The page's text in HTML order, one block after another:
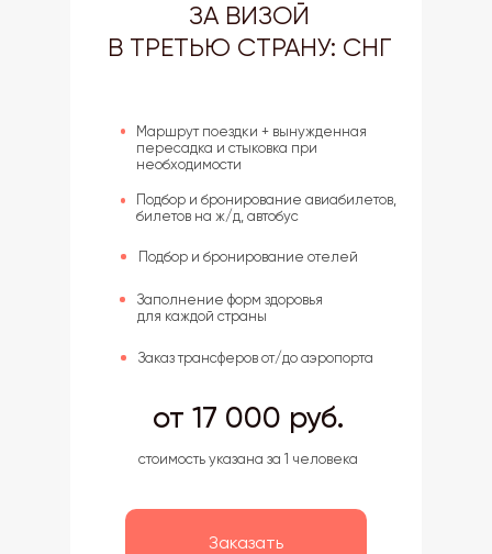
Маршрут поездки + вынужденная
пересадка и стыковка при
необходимости
Подбор и бронирование авиабилетов,
билетов на ж/д, автобус
Подбор и бронирование отелей
Заполнение форм здоровья
для каждой страны
стоимость указана за 1 человека
Заказ трансферов от/до аэропорта
ЗА ВИЗОЙ
В ТРЕТЬЮ СТРАНУ: СНГ
Заказать
от 17 000 руб.